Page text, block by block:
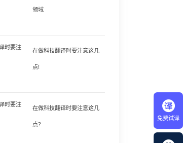
免费试译
领域
在做科技翻译时要注意这几
点!
在做科技翻译时要注意这几
点?